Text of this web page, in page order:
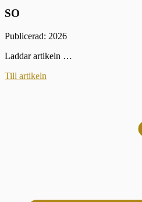
SO
Publicerad: 2026
Laddar artikeln …
Till artikeln